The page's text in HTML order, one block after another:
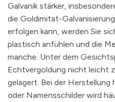
Galvanik stärker,
die Goldimitat-
erfolgen kann, werden Sie
plastisch anfühlen und die
manche. Unter dem
Echtvergoldung nicht leicht
gelagert. Bei der
oder Namensschilder wird